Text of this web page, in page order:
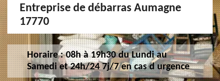
Entreprise de débarras Aumagne
17770
Horaire : 08h à 19h30 du Lundi au
Samedi et 24h/24 7j/7 en cas d urgence